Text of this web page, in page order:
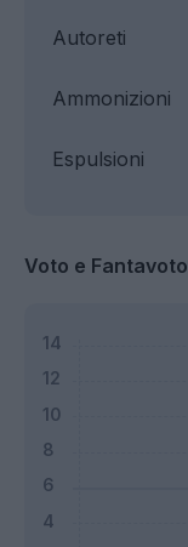
Ammonizioni
Espulsioni
Autoreti
Voto e Fantavoto